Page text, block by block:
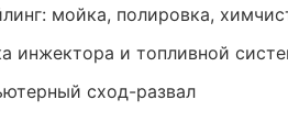
мойка, полировка,
инжектора и топливной
сход-развал